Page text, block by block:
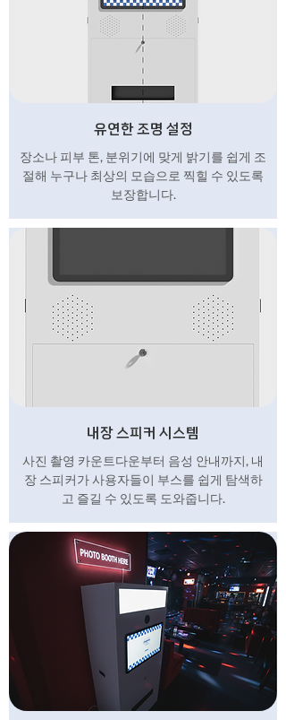
유연한 조명 설정
장소나 피부 톤, 분위기에 맞게 밝기를 쉽게 조
절해 누구나 최상의 모습으로 찍힐 수 있도록
보장합니다.
내장 스피커 시스템
사진 촬영 카운트다운부터 음성 안내까지, 내
장 스피커가 사용자들이 부스를 쉽게 탐색하
고 즐길 수 있도록 도와줍니다.